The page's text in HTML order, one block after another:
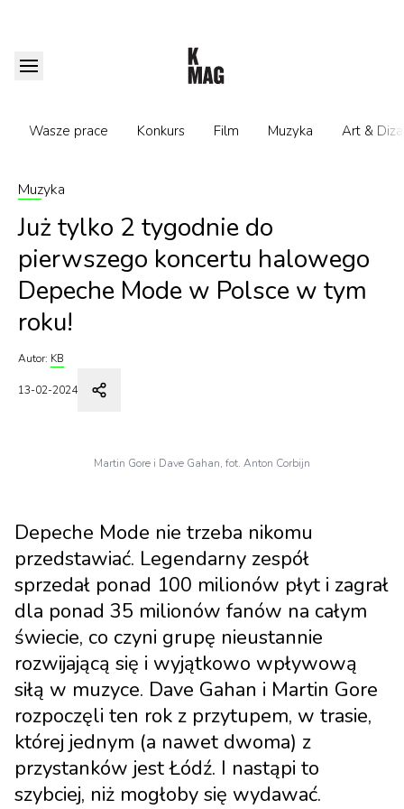
Wasze prace Konkurs Film Muzyka Art &
Muzyka
Już tylko 2 tygodnie do
pierwszego koncertu halowego
Depeche Mode w Polsce w tym
roku!
Autor: KB
13-02-2024
Martin Gore i Dave Gahan, fot. Anton Corbijn
Depeche Mode nie trzeba nikomu
przedstawiać. Legendarny zespół
sprzedał ponad 100 milionów płyt i zagrał
dla ponad 35 milionów fanów na całym
świecie, co czyni grupę nieustannie
rozwijającą się i wyjątkowo wpływową
siłą w muzyce. Dave Gahan i Martin Gore
rozpoczęli ten rok z przytupem, w trasie,
której jednym (a nawet dwoma) z
przystanków jest Łódź. I nastąpi to
szybciej, niż mogłoby się wydawać.